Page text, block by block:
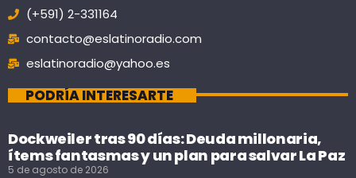
(+591) 2-331164
contacto@eslatinoradio.com
eslatinoradio@yahoo.es
PODRÍA INTERESARTE
Dockweiler tras 90 días: Deuda millonaria,
ítems fantasmas y un plan para salvar La Paz
5 de agosto de 2026